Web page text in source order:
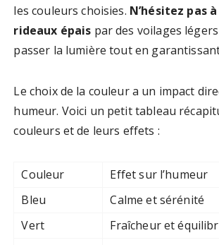
les couleurs choisies. N’hésitez pas
rideaux épais par des voilages
passer la lumière tout en
Le choix de la couleur a un impact
humeur. Voici un petit tableau
couleurs et de leurs effets :
Couleur
Effet sur l’humeur
Bleu
Calme et sérénité
Vert
Fraîcheur et